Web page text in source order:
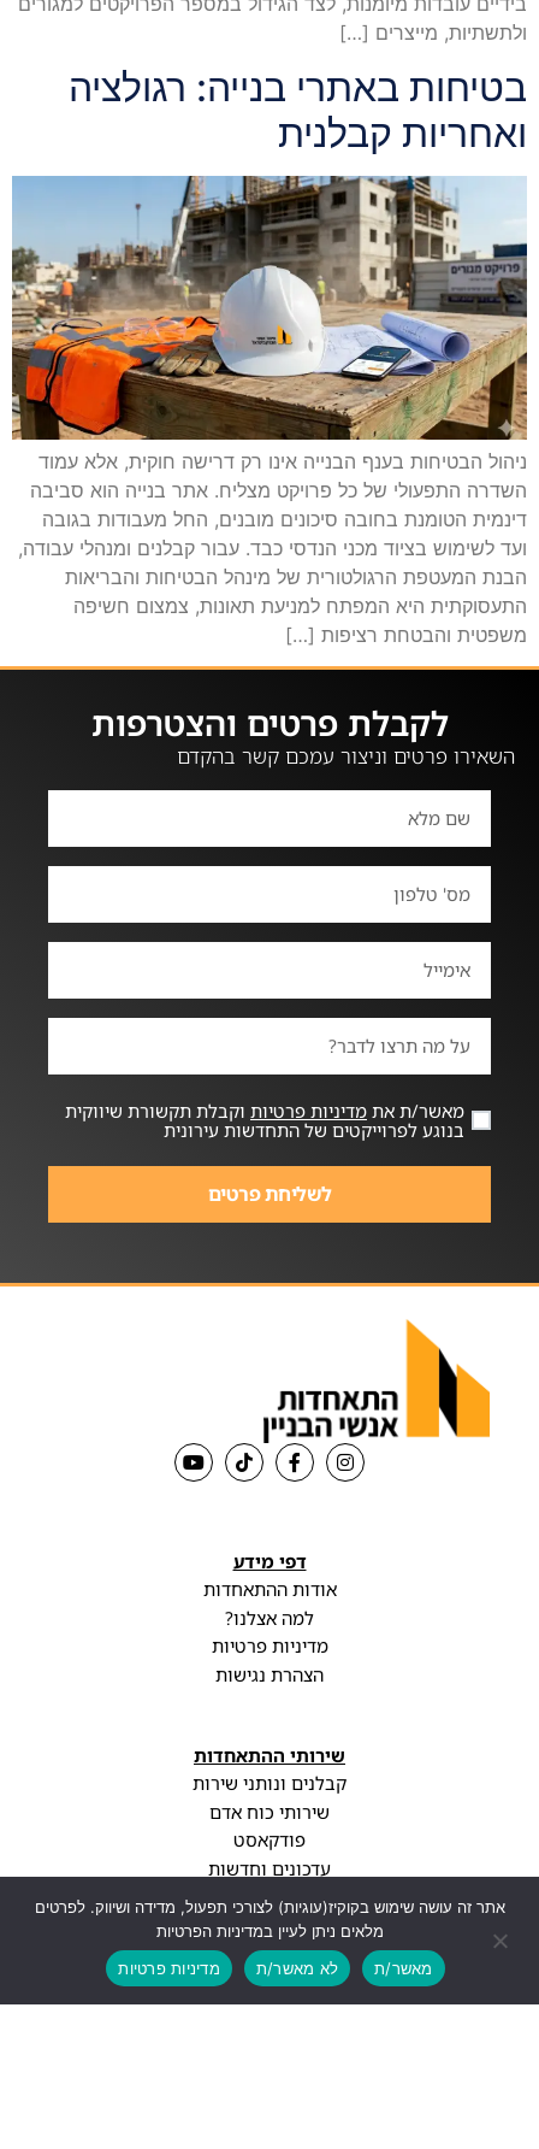
ולתשתיות, מייצרים […]
בטיחות באתרי בנייה: רגולציה
ואחריות קבלנית
ניהול הבטיחות בענף הבנייה אינו רק דרישה חוקית, אלא עמוד
השדרה התפעולי של כל פרויקט מצליח. אתר בנייה הוא סביבה
דינמית הטומנת בחובה סיכונים מובנים, החל מעבודות בגובה
ועד לשימוש בציוד מכני הנדסי כבד. עבור קבלנים ומנהלי עבודה,
הבנת המעטפת הרגולטורית של מינהל הבטיחות והבריאות
התעסוקתית היא המפתח למניעת תאונות, צמצום חשיפה
משפטית והבטחת רציפות […]
לקבלת פרטים והצטרפות
השאירו פרטים וניצור עמכם קשר בהקדם
מאשר/ת את מדיניות פרטיות וקבלת תקשורת שיווקית
בנוגע לפרוייקטים של התחדשות עירונית
לשליחת פרטים
דפי מידע
אודות ההתאחדות
למה אצלנו?
מדיניות פרטיות
הצהרת נגישות
שירותי ההתאחדות
קבלנים ונותני שירות
שירותי כוח אדם
פודקאסט
עדכונים וחדשות
הטבות ההתאחדות
ליווי משפטי
בדיקת חוזה מקצועית
אתר זה עושה שימוש בקוקיז(עוגיות) לצורכי תפעול, מדידה ושיווק. לפרטים
מלאים ניתן לעיין במדיניות הפרטיות
מאשר/ת
לא מאשר/ת מדיניות פרטיות